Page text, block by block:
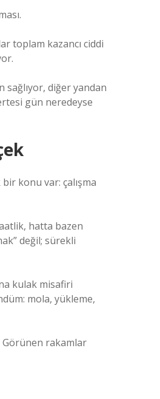
toplam kazancı ciddi
sağlıyor, diğer yandan
gün neredeyse
konu var: çalışma
hatta bazen
değil; sürekli
kulak misafiri
mola, yükleme,
Görünen rakamlar